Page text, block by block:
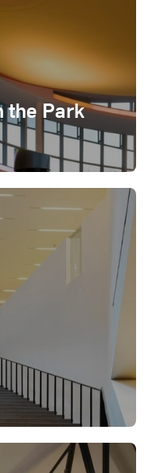
the Park